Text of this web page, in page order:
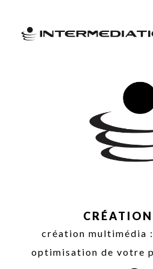
création multimédia
optimisation de votre